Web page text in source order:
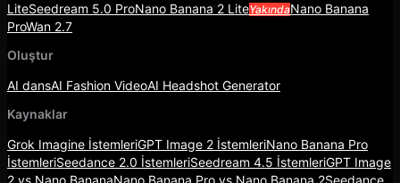
LiteSeedream 5.0 ProNano Banana 2 LiteYakındaNano Banana
ProWan 2.7
Oluştur
AI dansAI Fashion VideoAI Headshot Generator
Kaynaklar
Grok Imagine İstemleriGPT Image 2 İstemleriNano Banana Pro
İstemleriSeedance 2.0 İstemleriSeedream 4.5 İstemleriGPT Image
2 vs Nano BananaNano Banana Pro vs Nano Banana 2Seedance